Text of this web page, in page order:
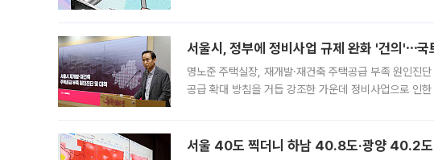
서울시, 정부에 정비사업 규제 완화 '건의'⋯
명노준 주택실장, 재개발·재건축 주택공급 부족 원인진
공급 확대 방침을 거듭 강조한 가운데 정비사업으로 인
서울 40도 찍더니 하남 40.8도·광양 40.2